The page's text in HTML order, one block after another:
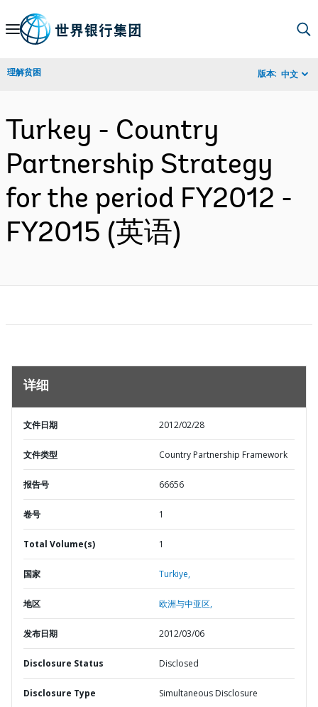
Skip
Navigation
理解贫困 版本: 中文
Turkey - Country
Partnership Strategy
for the period FY2012 -
FY2015 (英语)
详细
文件日期 2012/02/28
文件类型 Country Partnership Framework
报告号 66656
卷号 1
Total Volume(s) 1
国家 Turkiye,
地区 欧洲与中亚区,
发布日期 2012/03/06
Disclosure Status Disclosed
Disclosure Type Simultaneous Disclosure